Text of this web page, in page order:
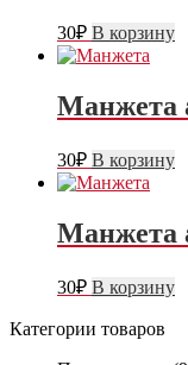
30₽ В корзину
Манжета
30₽ В корзину
Манжета
30₽ В корзину
Категории товаров